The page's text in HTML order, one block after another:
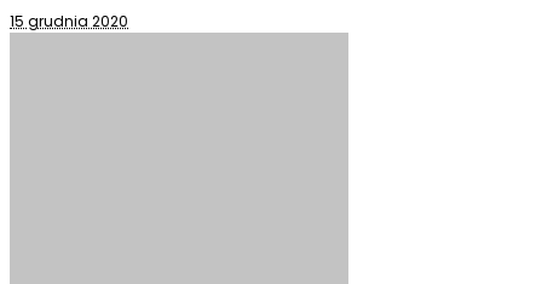
15 grudnia 2020